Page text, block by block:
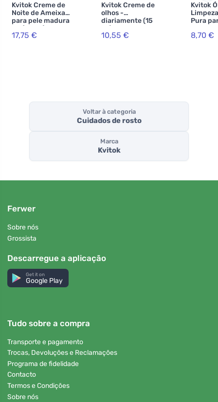
Kvitok Creme de
Noite de Ameixa
para pele madura
50 (30 ml) -
restaura a
17,75 €
Kvitok Creme de
olhos -
diariamente (15
ml) - com
extractos de
10,55 €
Kvitok
Pura
não
8,70 €
Voltar à categoria
Cuidados de rosto
Marca
Kvitok
Ferwer
Sobre nós
Grossista
Descarregue a aplicação
Get it on
Google Play
Tudo sobre a compra
Transporte e pagamento
Trocas, Devoluções e Reclamações
Programa de fidelidade
Contacto
Termos e Condições
Sobre nós